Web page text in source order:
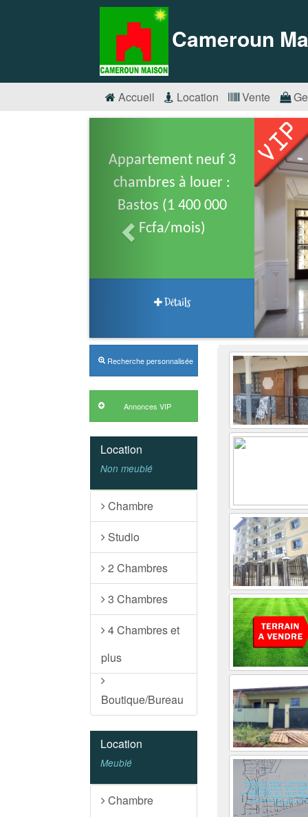
Cameroun
Accueil Location Vente
Appartement neuf 3
chambres à louer :
Bastos (1 400 000
Fcfa/mois)
Détails
Recherche personnalisée
Location
Non meublé
Chambre
Studio
2 Chambres
3 Chambres
4 Chambres et
plus
Boutique/Bureau
Location
Meublé
Chambre